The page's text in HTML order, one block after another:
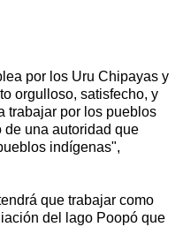
por los Uru Chipayas y
orgulloso, satisfecho, y
trabajar por los pueblos
de una autoridad que
indígenas",
que trabajar como
del lago Poopó que